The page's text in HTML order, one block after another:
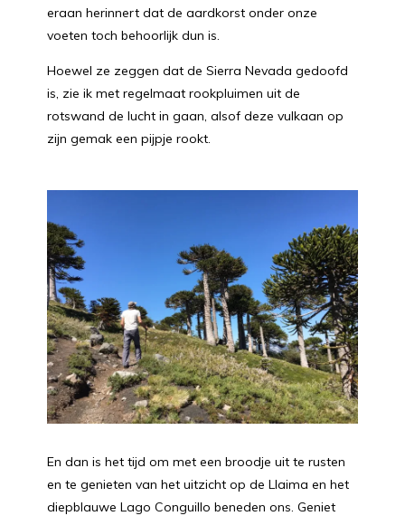
eraan herinnert dat de aardkorst onder onze
voeten toch behoorlijk dun is.
Hoewel ze zeggen dat de Sierra Nevada gedoofd
is, zie ik met regelmaat rookpluimen uit de
rotswand de lucht in gaan, alsof deze vulkaan op
zijn gemak een pijpje rookt.
En dan is het tijd om met een broodje uit te rusten
en te genieten van het uitzicht op de Llaima en het
diepblauwe Lago Conguillo beneden ons. Geniet